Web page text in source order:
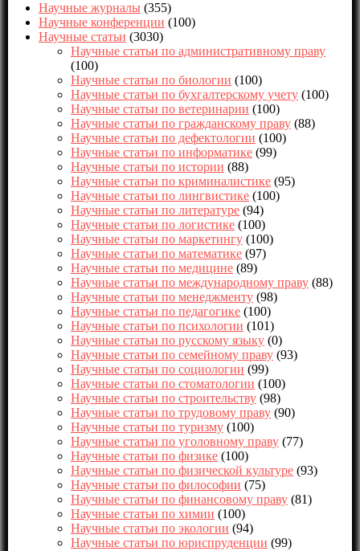
Научные журналы (355)
Научные конференции (100)
Научные статьи (3030)
Научные статьи по административному праву
(100)
Научные статьи по биологии (100)
Научные статьи по бухгалтерскому учету (100)
Научные статьи по ветеринарии (100)
Научные статьи по гражданскому праву (88)
Научные статьи по дефектологии (100)
Научные статьи по информатике (99)
Научные статьи по истории (88)
Научные статьи по криминалистике (95)
Научные статьи по лингвистике (100)
Научные статьи по литературе (94)
Научные статьи по логистике (100)
Научные статьи по маркетингу (100)
Научные статьи по математике (97)
Научные статьи по медицине (89)
Научные статьи по международному праву (88)
Научные статьи по менеджменту (98)
Научные статьи по педагогике (100)
Научные статьи по психологии (101)
Научные статьи по русскому языку (0)
Научные статьи по семейному праву (93)
Научные статьи по социологии (99)
Научные статьи по стоматологии (100)
Научные статьи по строительству (98)
Научные статьи по трудовому праву (90)
Научные статьи по туризму (100)
Научные статьи по уголовному праву (77)
Научные статьи по физике (100)
Научные статьи по физической культуре (93)
Научные статьи по философии (75)
Научные статьи по финансовому праву (81)
Научные статьи по химии (100)
Научные статьи по экологии (94)
Научные статьи по юриспруденции (99)